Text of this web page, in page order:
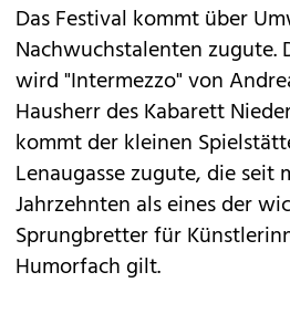
Das Festival kommt über
Nachwuchstalenten zugute.
wird "Intermezzo" von
Hausherr des Kabarett
kommt der kleinen
Lenaugasse zugute, die seit
Jahrzehnten als eines der
Sprungbretter für
Humorfach gilt.